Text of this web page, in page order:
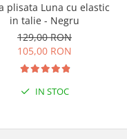
plisata Luna cu elastic
in talie - Negru
129,00 RON
105,00 RON
IN STOC